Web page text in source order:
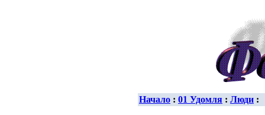
Начало : 01 Удомля : Люди :